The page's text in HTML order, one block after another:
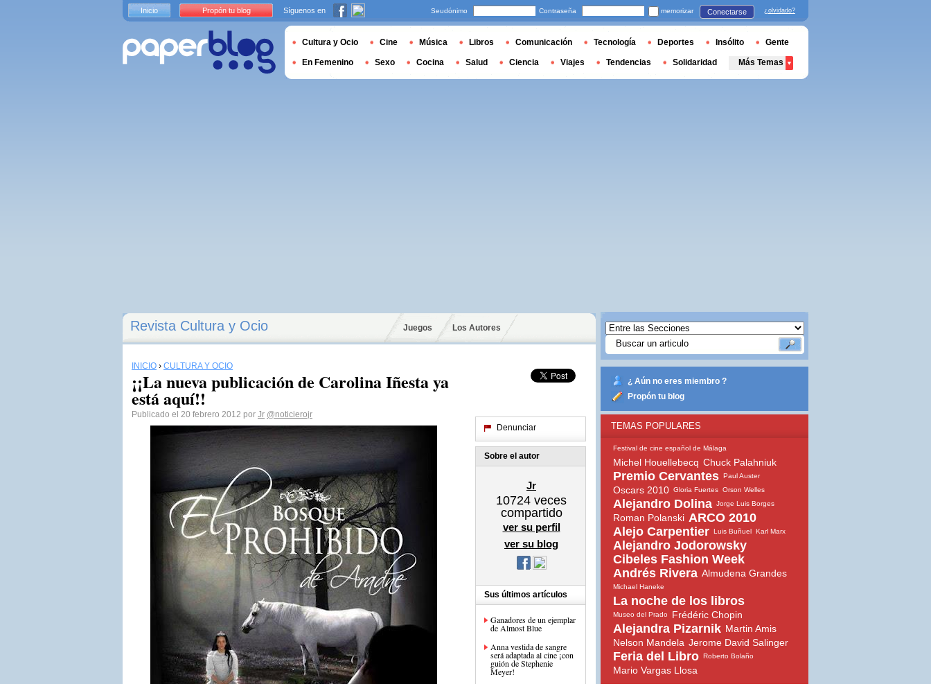
Revista Cultura y Ocio Juegos Los Autores
INICIO › CULTURA Y OCIO
¡¡La nueva publicación de Carolina Iñesta ya
está aquí!!
Publicado el 20 febrero 2012 por Jr @noticierojr
Denunciar
Sobre el autor
Jr
10724 veces
compartido
ver su perfil
ver su blog
Sus últimos artículos
Ganadores de un ejemplar
de Almost Blue
Anna vestida de sangre
será adaptada al cine ¡con
guión de Stephenie
Meyer!
¿ Aún no eres miembro ?
Propón tu blog
TEMAS POPULARES
Festival de cine español de Málaga
Michel Houellebecq Chuck Palahniuk
Premio Cervantes Paul Auster
Oscars 2010 Gloria Fuertes Orson Welles
Alejandro Dolina Jorge Luis Borges
Roman Polanski ARCO 2010
Alejo Carpentier Luis Buñuel Karl Marx
Alejandro Jodorowsky
Cibeles Fashion Week
Andrés Rivera Almudena Grandes
Michael Haneke
La noche de los libros
Museo del Prado Frédéric Chopin
Alejandra Pizarnik Martin Amis
Nelson Mandela Jerome David Salinger
Feria del Libro Roberto Bolaño
Mario Vargas Llosa
Inicio Propón tu blog Síguenos en Seudónimo Contraseña memorizar Conectarse ¿olvidado?
Cultura y Ocio Cine Música Libros Comunicación Tecnología Deportes Insólito Gente
En Femenino Sexo Cocina Salud Ciencia Viajes Tendencias Solidaridad Más Temas